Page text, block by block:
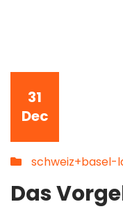
31
Dec
Das